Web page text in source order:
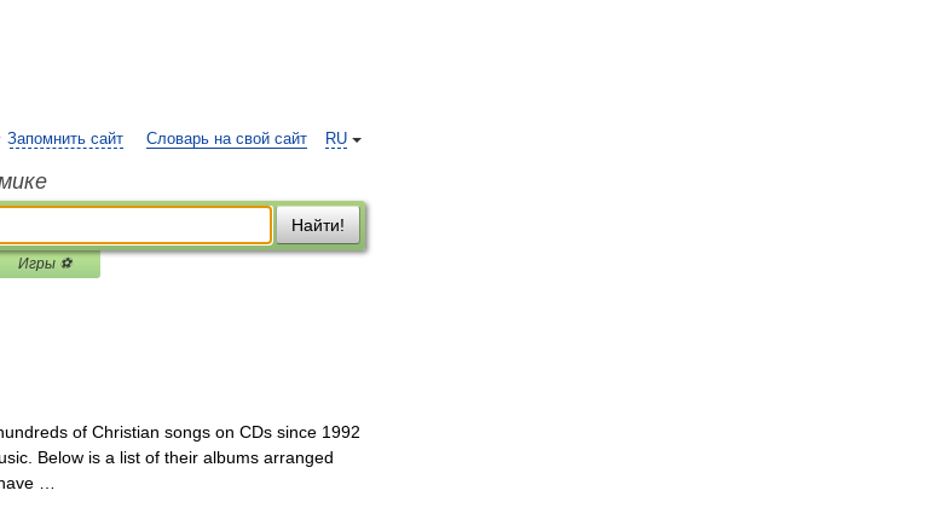
RU
Запомнить сайт Словарь на свой сайт
Найти!
Игры ⚽
of Christian songs on CDs since 1992
Below is a list of their albums arranged
…